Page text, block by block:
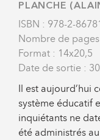
PLANCHE
ISBN : 978-2-
Nombre de
Format : 14x20,5
Date de sortie :
Il est aujourd’hui
système éducatif
inquiétants ne
été administrés